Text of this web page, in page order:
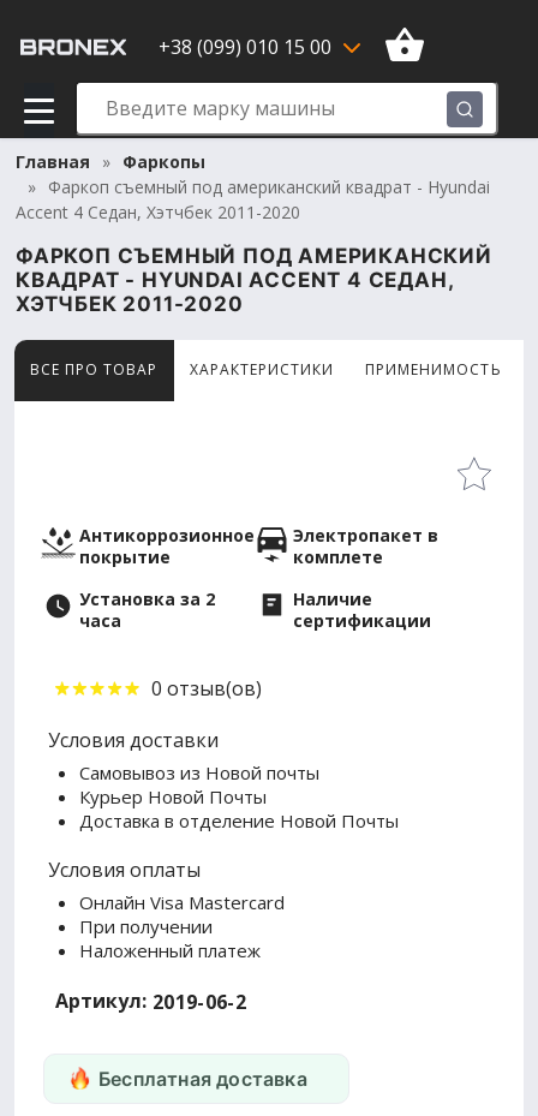
+38 (099) 010 15 00
Главная
Фаркопы
Фаркоп съемный под американский квадрат - Hyundai
Accent 4 Седан, Хэтчбек 2011-2020
ФАРКОП СЪЕМНЫЙ ПОД АМЕРИКАНСКИЙ
КВАДРАТ - HYUNDAI ACCENT 4 СЕДАН,
ХЭТЧБЕК 2011-2020
ВСЕ ПРО ТОВАР ХАРАКТЕРИСТИКИ ПРИМЕНИМОСТЬ
Товар просматривают сейчас 12 человек
Антикоррозионное
покрытие
Электропакет в
комплете
Установка за 2
часа
Наличие
сертификации
0 отзыв(ов)
Условия доставки
Самовывоз из Новой почты
Курьер Новой Почты
Доставка в отделение Новой Почты
Условия оплаты
Онлайн Visa Mastercard
При получении
Наложенный платеж
Артикул: 2019-06-2
Бесплатная доставка